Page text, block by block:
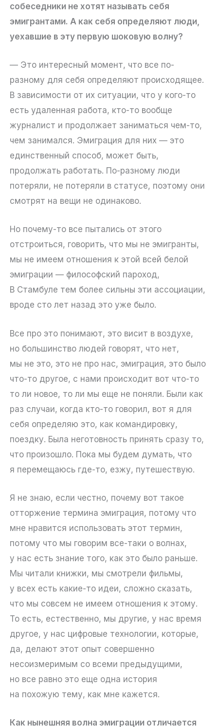
собеседники не хотят называть себя
эмигрантами. А как себя определяют люди,
уехавшие в эту первую шоковую волну?
— Это интересный момент, что все по-
разному для себя определяют происходящее.
В зависимости от их ситуации, что у кого-то
есть удаленная работа, кто-то вообще
журналист и продолжает заниматься чем-то,
чем занимался. Эмиграция для них — это
единственный способ, может быть,
продолжать работать. По-разному люди
потеряли, не потеряли в статусе, поэтому они
смотрят на вещи не одинаково.
Но почему-то все пытались от этого
отстроиться, говорить, что мы не эмигранты,
мы не имеем отношения к этой всей белой
эмиграции — философский пароход,
В Стамбуле тем более сильны эти ассоциации,
вроде сто лет назад это уже было.
Все про это понимают, это висит в воздухе,
но большинство людей говорят, что нет,
мы не это, это не про нас, эмиграция, это было
что-то другое, с нами происходит вот что-то
то ли новое, то ли мы еще не поняли. Были как
раз случаи, когда кто-то говорил, вот я для
себя определяю это, как командировку,
поездку. Была неготовность принять сразу то,
что произошло. Пока мы будем думать, что
я перемещаюсь где-то, езжу, путешествую.
Я не знаю, если честно, почему вот такое
отторжение термина эмиграция, потому что
мне нравится использовать этот термин,
потому что мы говорим все-таки о волнах,
у нас есть знание того, как это было раньше.
Мы читали книжки, мы смотрели фильмы,
у всех есть какие-то идеи, сложно сказать,
что мы совсем не имеем отношения к этому.
То есть, естественно, мы другие, у нас время
другое, у нас цифровые технологии, которые,
да, делают этот опыт совершенно
несоизмеримым со всеми предыдущими,
но все равно это еще одна история
на похожую тему, как мне кажется.
Как нынешняя волна эмиграции отличается